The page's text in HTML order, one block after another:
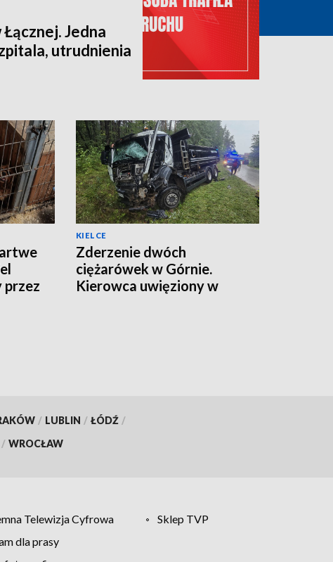
Jedna
utrudnienia
przez
KIELCE
Zderzenie dwóch
ciężarówek w Górnie.
Kierowca uwięziony w
/ LUBLIN / ŁÓDŹ /
/ WROCŁAW
Telewizja Cyfrowa
Sklep TVP
dla prasy